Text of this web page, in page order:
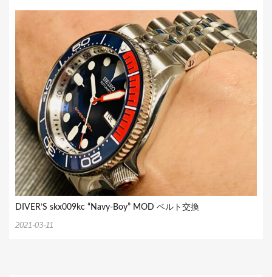
DIVER’S skx009kc “Navy-Boy” MOD ベルト交換
2021-03-11